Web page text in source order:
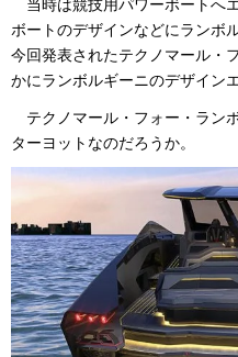
ボートのデザインなどにランボ
今回発表されたテクノマール・
かにランボルギーニのデザイン
テクノマール・フォー・ラン
ターヨットなのだろうか。